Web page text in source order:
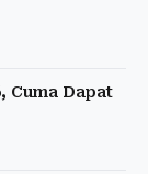
Cuma Dapat